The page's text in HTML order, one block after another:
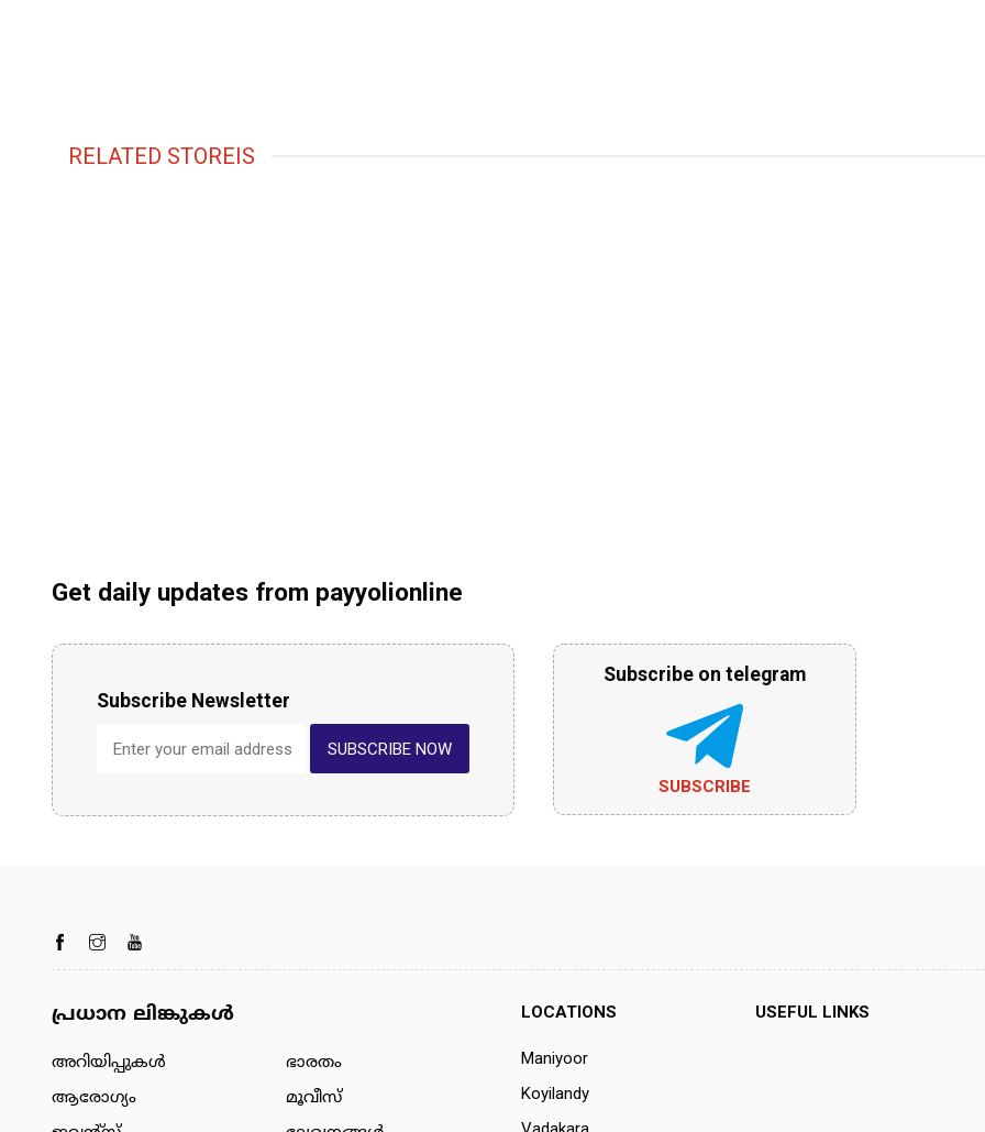
RELATED STOREIS
Get daily updates from payyolionline
Subscribe Newsletter
SUBSCRIBE NOW
Subscribe on telegram
SUBSCRIBE
പ്രധാന ലിങ്കുകൾ
അറിയിപ്പുകള്‍
ആരോഗ്യം
ഭാരതം
മൂവീസ്
LOCATIONS
Maniyoor
Koyilandy
USEFUL LINKS